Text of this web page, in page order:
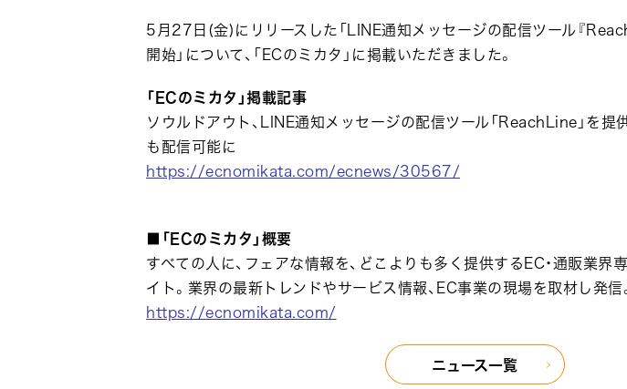
ー
シ
ョ
ン
5月27日(金)にリリースした「LINE通知メッセージの配信ツール『
開始」について、「ECのミカタ」に掲載いただきました。
「ECのミカタ」掲載記事
ソウルドアウト、LINE通知メッセージの配信ツール「ReachLine」を提
も配信可能に
https://ecnomikata.com/ecnews/30567/
■「ECのミカタ」概要
すべての人に、フェアな情報を、どこよりも多く提供するEC・通販業界
イト。業界の最新トレンドやサービス情報、EC事業の現場を取材し発信
https://ecnomikata.com/
ニュース一覧